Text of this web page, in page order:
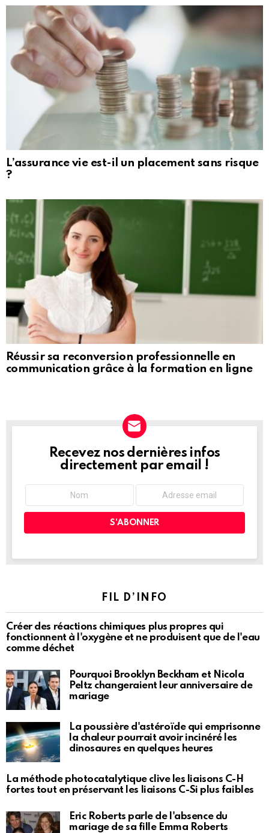
L’assurance vie est-il un placement sans risque
?
Réussir sa reconversion professionnelle en
communication grâce à la formation en ligne
NEWSLETTER
Recevez nos dernières infos
directement par email !
FIL D’INFO
Créer des réactions chimiques plus propres qui
fonctionnent à l'oxygène et ne produisent que de l'eau
comme déchet
Pourquoi Brooklyn Beckham et Nicola
Peltz changeraient leur anniversaire de
mariage
La poussière d'astéroïde qui emprisonne
la chaleur pourrait avoir incinéré les
dinosaures en quelques heures
La méthode photocatalytique clive les liaisons C-H
fortes tout en préservant les liaisons C-Si plus faibles
Eric Roberts parle de l'absence du
mariage de sa fille Emma Roberts